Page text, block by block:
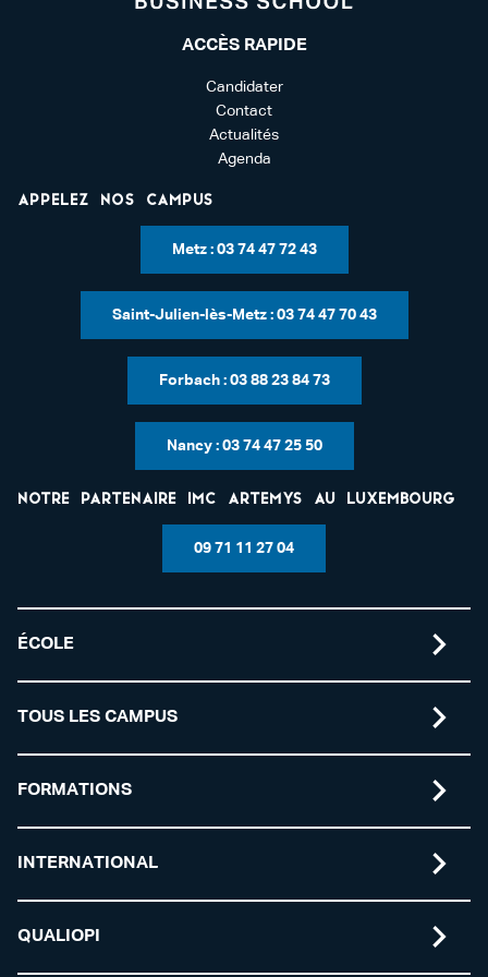
ACCÈS RAPIDE
Candidater
Contact
Actualités
Agenda
Appelez nos campus
Metz : 03 74 47 72 43
Saint-Julien-lès-Metz : 03 74 47 70 43
Forbach : 03 88 23 84 73
Nancy : 03 74 47 25 50
Notre partenaire IMC Artemys au Luxembourg
09 71 11 27 04
ÉCOLE
TOUS LES CAMPUS
FORMATIONS
INTERNATIONAL
QUALIOPI